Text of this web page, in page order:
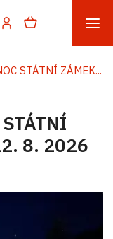
STÁTNÍ ZÁMEK...
8. 2026